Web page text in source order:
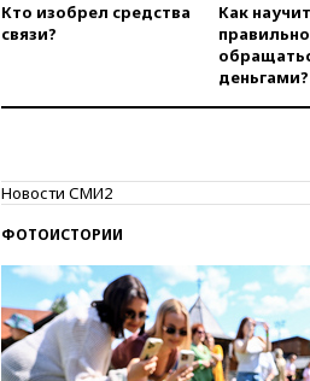
Кто изобрел средства
связи?
Как
правильно
деньгами?
Новости СМИ2
ФОТОИСТОРИИ